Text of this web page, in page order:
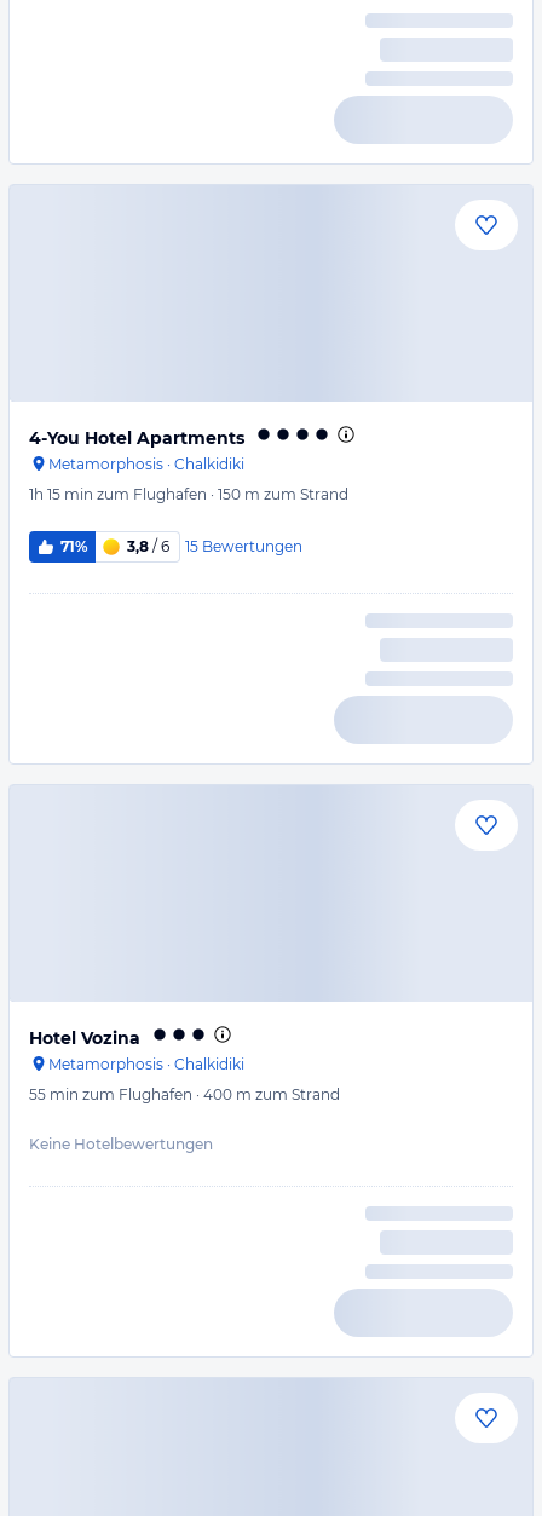
4-You Hotel Apartments
Metamorphosis · Chalkidiki
1h 15 min zum Flughafen · 150 m zum Strand
71% 3,8 / 6 15 Bewertungen
Hotel Vozina
Metamorphosis · Chalkidiki
55 min zum Flughafen · 400 m zum Strand
Keine Hotelbewertungen